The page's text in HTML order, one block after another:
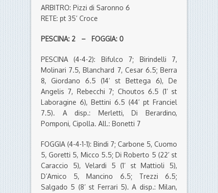
ARBITRO: Pizzi di Saronno 6
RETE: pt 35’ Croce
PESCINA: 2 – FOGGIA: 0
PESCINA (4-4-2): Bifulco 7; Birindelli 7,
Molinari 7.5, Blanchard 7, Cesar 6.5; Berra
8, Giordano 6.5 (14’ st Bettega 6), De
Angelis 7, Rebecchi 7; Choutos 6.5 (1’ st
Laboragine 6), Bettini 6.5 (44’ pt Franciel
7.5). A disp.: Merletti, Di Berardino,
Pomponi, Cipolla. All.: Bonetti 7
FOGGIA (4-4-1-1): Bindi 7; Carbone 5, Cuomo
5, Goretti 5, Micco 5.5; Di Roberto 5 (22’ st
Caraccio 5), Velardi 5 (1’ st Mattioli 5),
D’Amico 5, Mancino 6.5; Trezzi 6.5;
Salgado 5 (8’ st Ferrari 5). A disp.: Milan,